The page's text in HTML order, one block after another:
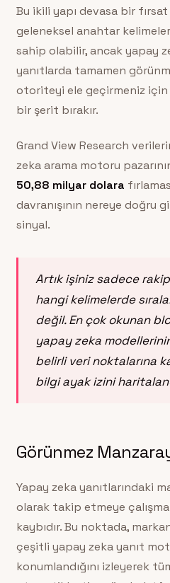
Bu ikili yapı devasa bir
geleneksel anahtar
sahip olabilir, ancak yapay
yanıtlarda tamamen
otoriteyi ele geçirmeniz için
bir şerit bırakır.
Grand View Research
zeka arama motoru
50,88 milyar dolara
davranışının nereye
sinyal.
Artık işiniz sadece
hangi kelimelerde
değil. En çok okunan
yapay zeka
belirli veri noktalarına
bilgi ayak izini
Görünmez
Yapay zeka yanıtlarındaki
olarak takip etmeye
kaybıdır. Bu noktada,
çeşitli yapay zeka yanıt
konumlandığını izleyerek